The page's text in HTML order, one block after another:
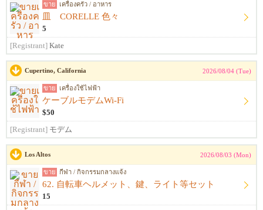
ขาย เครื่องครัว / อาหาร
皿 CORELLE 色々
5
[Registrant] Kate
Cupertino, California 2026/08/04 (Tue)
ขาย เครื่องใช้ไฟฟ้า
ケーブルモデムWi-Fi
$50
[Registrant] モデム
Los Altos 2026/08/03 (Mon)
ขาย กีฬา / กิจกรรมกลางแจ้ง
62. 自転車ヘルメット、鍵、ライト等セット
15